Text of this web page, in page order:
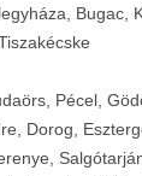
Bugac,
Pécel,
Dorog,